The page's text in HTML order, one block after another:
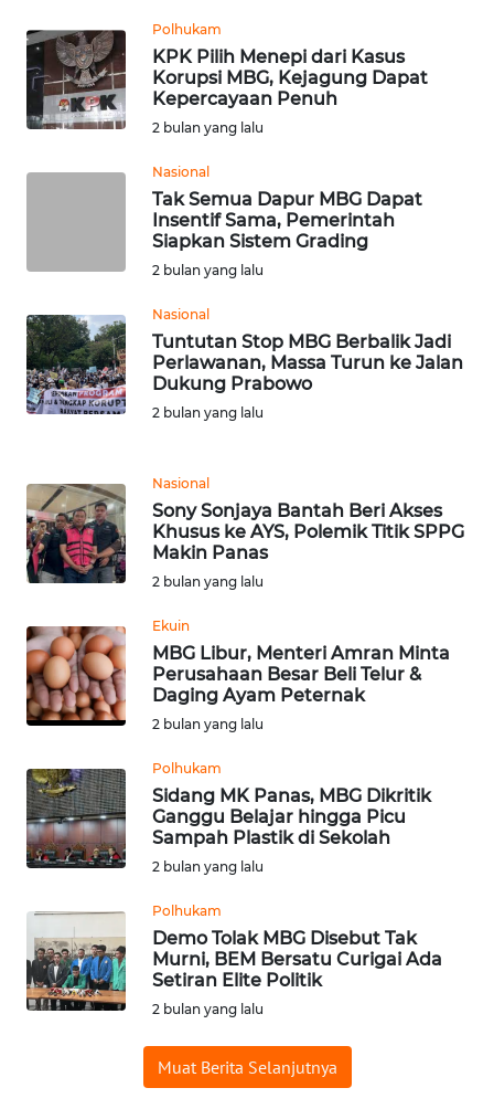
Polhukam
KPK Pilih Menepi dari Kasus
Korupsi MBG, Kejagung Dapat
Kepercayaan Penuh
2 bulan yang lalu
Nasional
Tak Semua Dapur MBG Dapat
Insentif Sama, Pemerintah
Siapkan Sistem Grading
2 bulan yang lalu
Nasional
Tuntutan Stop MBG Berbalik Jadi
Perlawanan, Massa Turun ke Jalan
Dukung Prabowo
2 bulan yang lalu
Nasional
Sony Sonjaya Bantah Beri Akses
Khusus ke AYS, Polemik Titik SPPG
Makin Panas
2 bulan yang lalu
Ekuin
MBG Libur, Menteri Amran Minta
Perusahaan Besar Beli Telur &
Daging Ayam Peternak
2 bulan yang lalu
Polhukam
Sidang MK Panas, MBG Dikritik
Ganggu Belajar hingga Picu
Sampah Plastik di Sekolah
2 bulan yang lalu
Polhukam
Demo Tolak MBG Disebut Tak
Murni, BEM Bersatu Curigai Ada
Setiran Elite Politik
2 bulan yang lalu
Muat Berita Selanjutnya
WN
PAKPAK
BOGOR
WN
DEPOK
TAPANULI
UTARA
WN
WN
PADANG
LAWAS
SUMEDANG
WN
CIANJUR
WN
KEPULAUAN
SERIBU